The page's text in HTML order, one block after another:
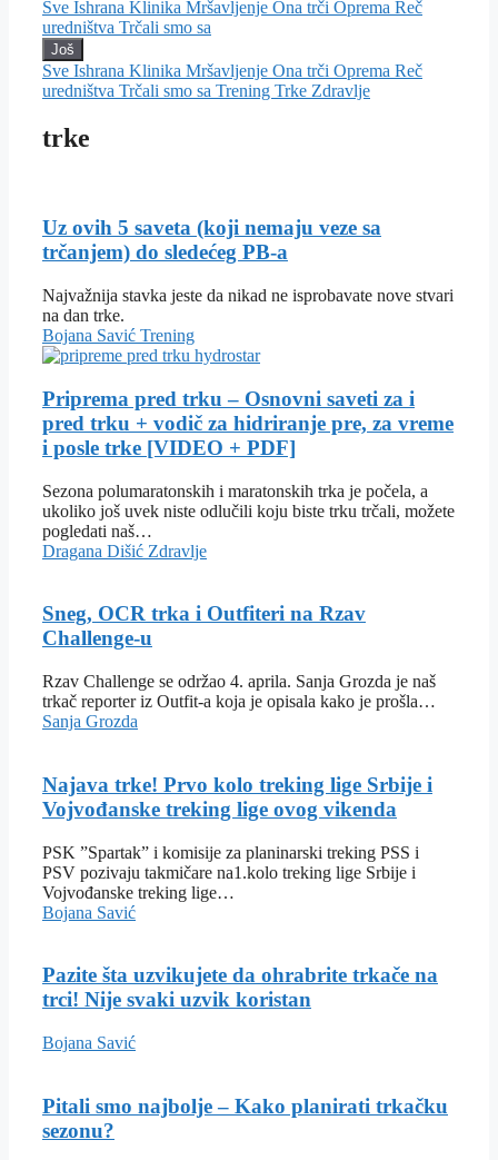
Sve Ishrana Klinika Mršavljenje Ona trči Oprema Reč
uredništva Trčali smo sa
Još
Sve Ishrana Klinika Mršavljenje Ona trči Oprema Reč
uredništva Trčali smo sa Trening Trke Zdravlje
trke
Uz ovih 5 saveta (koji nemaju veze sa
trčanjem) do sledećeg PB-a
Najvažnija stavka jeste da nikad ne isprobavate nove stvari
na dan trke.
Bojana Savić Trening
Priprema pred trku – Osnovni saveti za i
pred trku + vodič za hidriranje pre, za vreme
i posle trke [VIDEO + PDF]
Sezona polumaratonskih i maratonskih trka je počela, a
ukoliko još uvek niste odlučili koju biste trku trčali, možete
pogledati naš…
Dragana Dišić Zdravlje
Sneg, OCR trka i Outfiteri na Rzav
Challenge-u
Rzav Challenge se održao 4. aprila. Sanja Grozda je naš
trkač reporter iz Outfit-a koja je opisala kako je prošla…
Sanja Grozda
Najava trke! Prvo kolo treking lige Srbije i
Vojvođanske treking lige ovog vikenda
PSK ”Spartak” i komisije za planinarski treking PSS i
PSV pozivaju takmičare na1.kolo treking lige Srbije i
Vojvođanske treking lige…
Bojana Savić
Pazite šta uzvikujete da ohrabrite trkače na
trci! Nije svaki uzvik koristan
Bojana Savić
Pitali smo najbolje – Kako planirati trkačku
sezonu?